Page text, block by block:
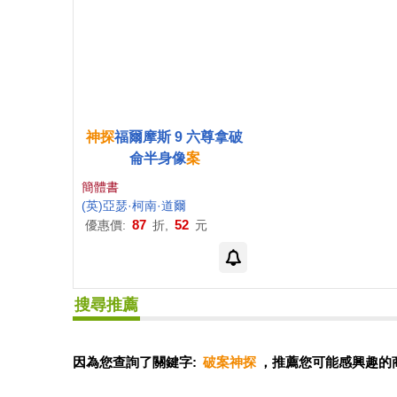
神探福爾摩斯 9 六尊拿破
侖半身像案
簡體書
(英)亞瑟·柯南·道爾
優惠價: 87 折, 52 元
搜尋推薦
因為您查詢了關鍵字: 破案神探 ，推薦您可能感興趣的